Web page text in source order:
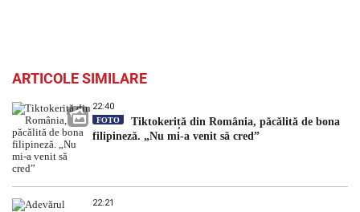
ARTICOLE SIMILARE
22:40
FOTO
Tiktokeriță din România, păcălită de bona
filipineză. „Nu mi-a venit să cred”
22:21